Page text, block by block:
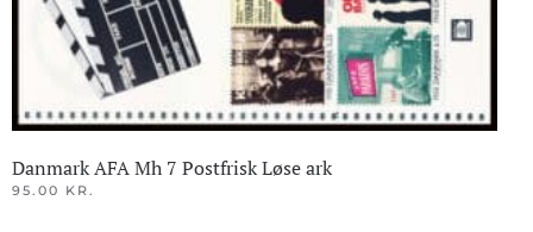
Danmark AFA Mh 7 Postfrisk Løse ark
95.00 KR.